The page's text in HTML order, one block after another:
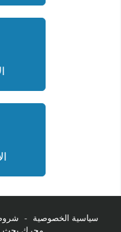
سياسية الخصوصية -